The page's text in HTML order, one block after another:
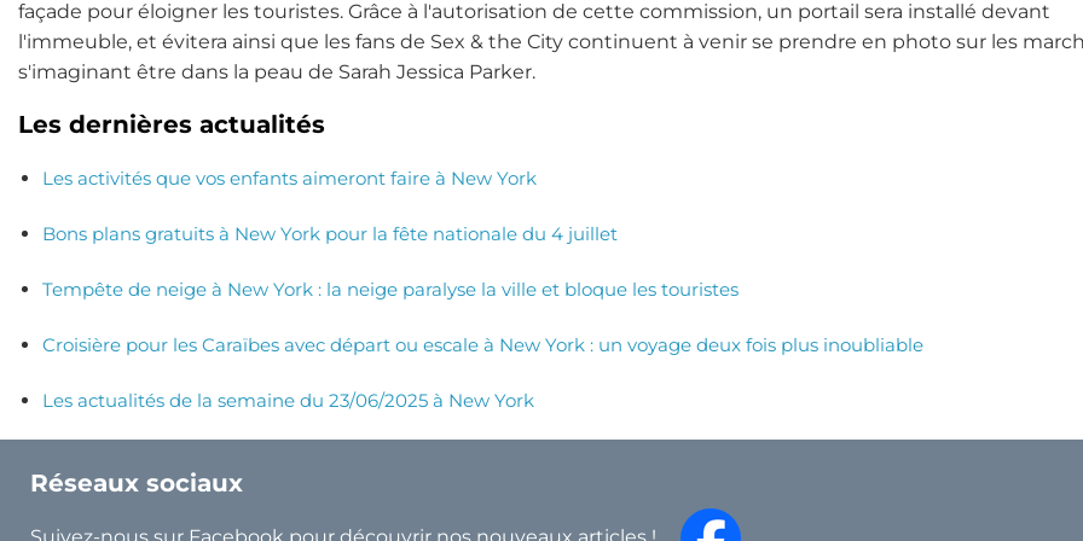
façade pour éloigner les touristes. Grâce à l'autorisation de cette commission, un portail sera installé devant
l'immeuble, et évitera ainsi que les fans de Sex & the City continuent à venir se prendre en photo sur les
s'imaginant être dans la peau de Sarah Jessica Parker.
Les dernières actualités
Les activités que vos enfants aimeront faire à New York
Bons plans gratuits à New York pour la fête nationale du 4 juillet
Tempête de neige à New York : la neige paralyse la ville et bloque les touristes
Croisière pour les Caraïbes avec départ ou escale à New York : un voyage deux fois plus inoubliable
Les actualités de la semaine du 23/06/2025 à New York
Réseaux sociaux